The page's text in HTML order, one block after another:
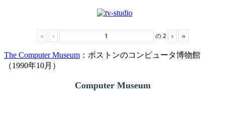
« ‹ の2 › »
The Computer Museum ：ボストンのコンピュータ博物館
（1990年10月）
Computer Museum